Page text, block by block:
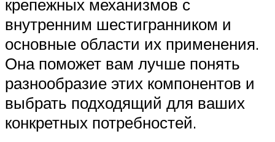
крепежных механизмов с
внутренним шестигранником и
основные области их применения.
Она поможет вам лучше понять
разнообразие этих компонентов и
выбрать подходящий для ваших
конкретных потребностей.